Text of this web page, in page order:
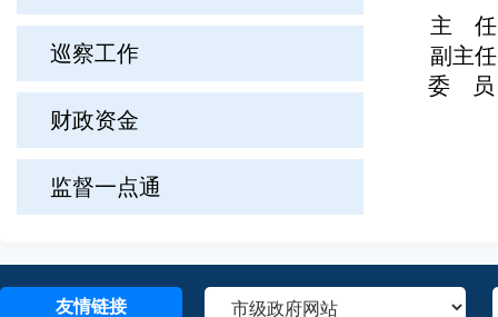
巡察工作
财政资金
监督一点通
主 任
副主任
委 员
友情链接